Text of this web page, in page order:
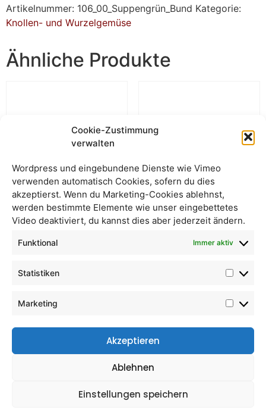
Cookie-Zustimmung
verwalten
Wordpress und eingebundene Dienste wie Vimeo
verwenden automatisch Cookies, sofern du dies
akzeptierst. Wenn du Marketing-Cookies ablehnst,
werden bestimmte Elemente wie unser eingebettetes
Video deaktiviert, du kannst dies aber jederzeit ändern.
Funktional Immer aktiv
Statistiken
Marketing
Akzeptieren
Ablehnen
Einstellungen speichern
Artikelnummer: 106_00_Suppengrün_Bund Kategorie:
Knollen- und Wurzelgemüse
Ähnliche Produkte
Radieschen Schwarzer Rettich